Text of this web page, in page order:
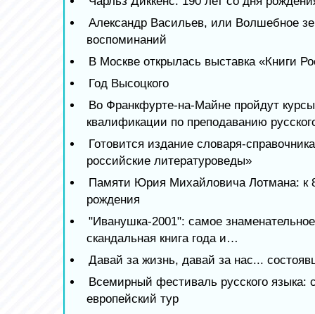
Александр Васильев, или Волшебное
воспоминаний
В Москве открылась выставка «Книги
Год Высоцкого
Во Франкфурте-на-Майне пройдут
квалификации по преподаванию
Готовится издание словаря-
российские литературоведы»
Памяти Юрия Михайловича Лотмана: к
рождения
"Иванушка-2001": самое
скандальная книга года и…
Давай за жизнь, давай за нас...
Всемирный фестиваль русского языка:
европейский тур